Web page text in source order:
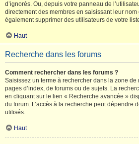
d’ignorés. Ou, depuis votre panneau de
directement des membres en saisissant leur nom
également supprimer des utilisateurs de votre
Haut
Recherche dans les forums
Comment rechercher dans les forums ?
Saisissez un terme à rechercher dans la zone
pages d’index, de forums ou de sujets. La
en cliquant sur le lien « Recherche avancée »
du forum. L’accès à la recherche peut dépendre
utilisés.
Haut